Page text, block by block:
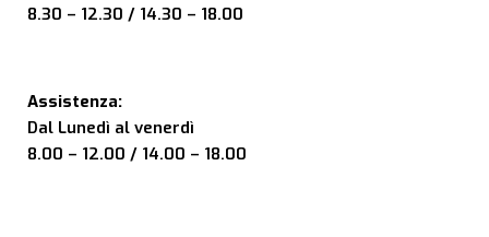
8.30 – 12.30 / 14.30 – 18.00
Assistenza:
Dal Lunedì al venerdì
8.00 – 12.00 / 14.00 – 18.00